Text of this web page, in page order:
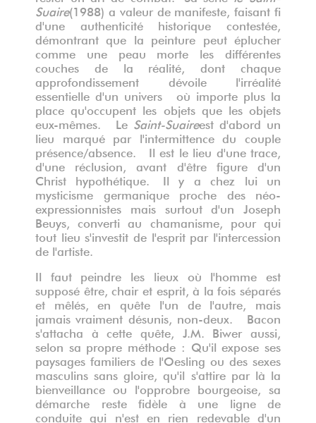
Suaire(1988) a valeur de manifeste, faisant fi
d'une authenticité historique contestée,
démontrant que la peinture peut éplucher
comme une peau morte les différentes
couches de la réalité, dont chaque
approfondissement dévoile l'irréalité
essentielle d'un univers où importe plus la
place qu'occupent les objets que les objets
eux-mêmes. Le Saint-Suaire est d'abord un
lieu marqué par l'intermittence du couple
présence/absence. Il est le lieu d'une trace,
d'une réclusion, avant d'être figure d'un
Christ hypothétique. Il y a chez lui un
mysticisme germanique proche des néo-
expressionnistes mais surtout d'un Joseph
Beuys, converti au chamanisme, pour qui
tout lieu s'investit de l'esprit par l'intercession
de l'artiste.
Il faut peindre les lieux où l'homme est
supposé être, chair et esprit, à la fois séparés
et mêlés, en quête l'un de l'autre, mais
jamais vraiment désunis, non-deux. Bacon
s'attacha à cette quête, J.M. Biwer aussi,
selon sa propre méthode : Qu'il expose ses
paysages familiers de l'Oesling ou des sexes
masculins sans gloire, qu'il s'attire par là la
bienveillance ou l'opprobre bourgeoise, sa
démarche reste fidèle à une ligne de
conduite qui n'est en rien redevable d'un